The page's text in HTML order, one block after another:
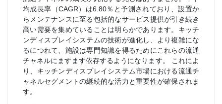
均成長率（CAGR）は6.80％と予測されており、設置か
らメンテナンスに至る包括的なサービス提供が引き続き
高い需要を集めていることは明らかであります。キッチ
ンディスプレイシステムの技術が進化し、より複雑にな
るにつれて、施設は専門知識を得るためにこれらの流通
チャネルにますます依存するようになります。 これによ
り、キッチンディスプレイシステム市場における流通チ
ャネルセグメントの継続的な活力と重要性が確保されま
す。